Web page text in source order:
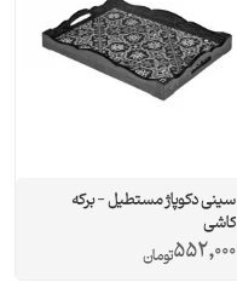
سینی دکوپاژ مستطیل - برکه
کاشی
552,000تومان